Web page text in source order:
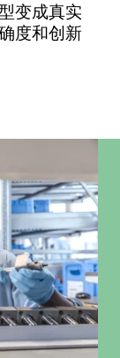
变成真实
度和创新